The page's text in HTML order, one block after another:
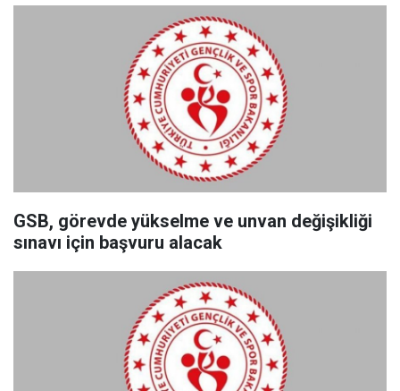
GSB, görevde yükselme ve unvan değişikliği
sınavı için başvuru alacak